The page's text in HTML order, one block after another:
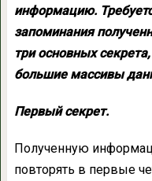
информацию.
запоминания
три основных
большие массивы
Первый секрет.
Полученную
повторять в первые